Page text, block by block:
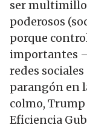
ser
poderosos
porque
importantes
redes
parangón en
colmo,
Eficiencia